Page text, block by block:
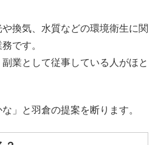
換気、水質などの環境衛生に関
です。
業として従事している人がほと
」と羽倉の提案を断ります。